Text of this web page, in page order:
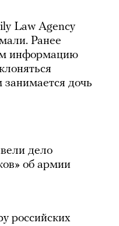
Law Agency
Ранее
информацию
дочь
дело
об армии
российских